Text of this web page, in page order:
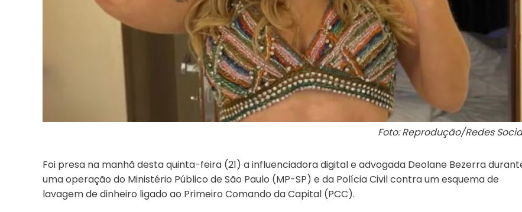
Foto: Reprodução/Redes
Foi presa na manhã desta quinta-feira (21) a influenciadora digital e advogada Deolane Bezerra
uma operação do Ministério Público de São Paulo (MP-SP) e da Polícia Civil contra um esquema de
lavagem de dinheiro ligado ao Primeiro Comando da Capital (PCC).